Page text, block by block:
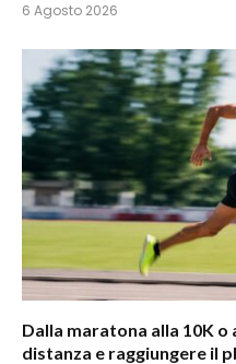
6 Agosto 2026
Dalla maratona alla 10K o
distanza e raggiungere il